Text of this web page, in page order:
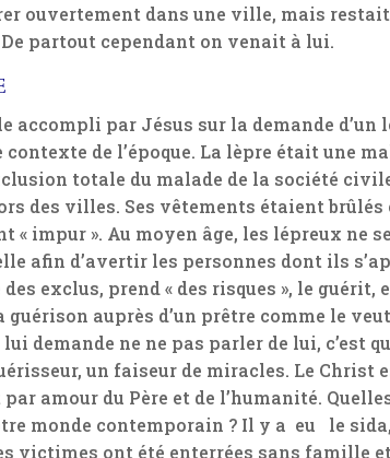
ouvertement dans une ville, mais restait
partout cependant on venait à lui.
accompli par Jésus sur la demande d’un
de l’époque. La lèpre était une
totale du malade de la société
des villes. Ses vêtements étaient
« impur ». Au moyen âge, les lépreux ne
afin d’avertir les personnes dont ils
exclus, prend « des risques », le guérit,
guérison auprès d’un prêtre comme le
demande ne ne pas parler de lui, c’est
un faiseur de miracles. Le Christ
amour du Père et de l’humanité.
monde contemporain ? Il y a eu le
victimes ont été enterrées sans famille